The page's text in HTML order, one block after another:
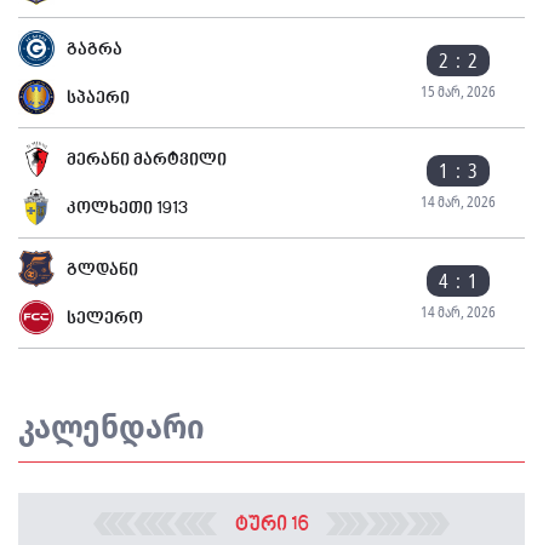
გაგრა 2 : 2
15 მარ, 2026
სპაერი
მერანი მარტვილი 1 : 3
14 მარ, 2026
კოლხეთი 1913
გლდანი 4 : 1
14 მარ, 2026
სელერო
კალენდარი
ტური 16